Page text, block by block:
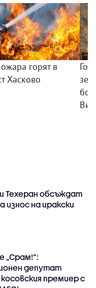
горят в
Хасково
Техеран обсъждат
износ на иракски
„Срам!“:
депутат
премиер с